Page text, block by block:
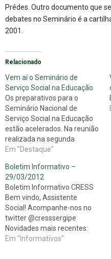
Prédes. Outro documento que
debates no Seminário é a
2001.
Relacionado
Vem aí o Seminário de
Serviço Social na Educação
Os preparativos para o
Seminário Nacional de
Serviço Social na Educação
estão acelerados. Na reunião
realizada na segunda
quinzena de janeiro, em
organizadora do evento,
composta por
representantes do CRESS-
AL e do CFESS, discutiu uma
série de encaminhamentos
para realização do
Seminário. Pelo CFESS
participaram as
Em "Destaque"
Boletim Informativo –
29/03/2012
Boletim Informativo CRESS
Bem vindo, Assistente
Social! Acompanhe-nos no
twitter @cresssergipe
Novidades mais recentes:
CRESS informa
Em "Informativos"